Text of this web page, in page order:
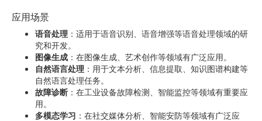
应用场景
语音处理 ：适用于语音识别、语音增强等语音处理领域的研
究和开发。
图像生成 ：在图像生成、艺术创作等领域有广泛应用。
自然语言处理 ：用于文本分析、信息提取、知识图谱构建等
自然语言处理任务。
故障诊断 ：在工业设备故障检测、智能监控等领域有重要应
用。
多模态学习 ：在社交媒体分析、智能安防等领域有广泛应